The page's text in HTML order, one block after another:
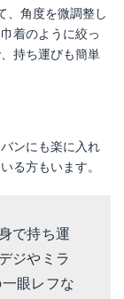
、角度を微調整し
着のように絞っ
持ち運びも簡単
ンにも楽に入れ
る方もいます。
で持ち運
ジやミラ
眼レフな